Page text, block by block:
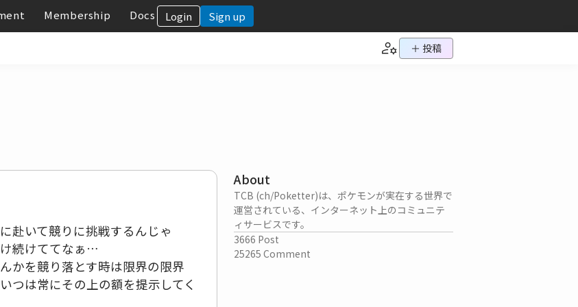
Membership Docs Login Sign up
＋ 投稿
赴いて競りに挑戦するんじゃ
続けててなぁ…
かを競り落とす時は限界の限界
つは常にその上の額を提示してく
About
TCB (ch/Poketter)は、ポケモンが実在する世界で
運営されている、インターネット上のコミュニテ
ィサービスです。
3666 Post
25265 Comment